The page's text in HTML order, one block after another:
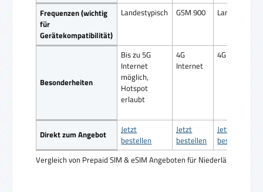
Vergleich von Prepaid SIM & eSIM Angeboten für Niederländische
Frequenzen (wichtig
für
Gerätekompatibilität)
Landestypisch GSM 900
Besonderheiten
Bis zu 5G
Internet
möglich,
Hotspot
erlaubt
4G
Internet
4G Internet
Direkt zum Angebot
Jetzt
bestellen
Jetzt
bestellen
Jetzt
bestellen